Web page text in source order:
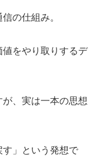
の仕組み。
をやり取りするデ
、実は一本の思想
」という発想で